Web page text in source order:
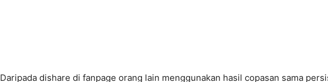
Daripada dishare di fanpage orang lain menggunakan hasil copasan sama